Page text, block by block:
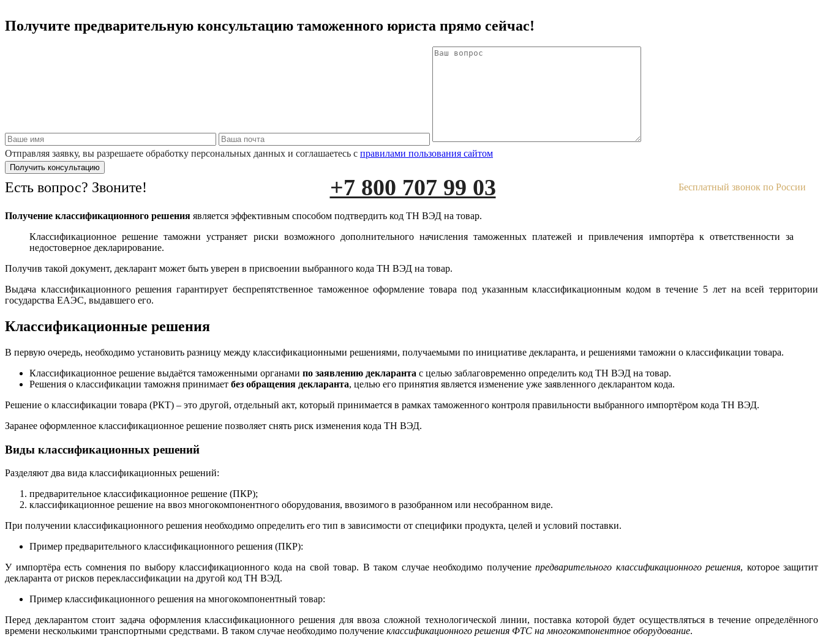
Получите предварительную консультацию таможенного юриста прямо сейчас!
Отправляя заявку, вы разрешаете обработку персональных данных и соглашаетесь с правилами пользования сайтом
Есть вопрос? Звоните! +7 800 707 99 03 Бесплатный звонок по России
Получение классификационного решения является эффективным способом подтвердить код ТН ВЭД на товар.
Классификационное решение таможни устраняет риски возможного дополнительного начисления таможенных платежей и привлечения импортёра к ответственности за
недостоверное декларирование.
Получив такой документ, декларант может быть уверен в присвоении выбранного кода ТН ВЭД на товар.
Выдача классификационного решения гарантирует беспрепятственное таможенное оформление товара под указанным классификационным кодом в течение 5 лет на всей территории
государства ЕАЭС, выдавшего его.
Классификационные решения
В первую очередь, необходимо установить разницу между классификационными решениями, получаемыми по инициативе декларанта, и решениями таможни о классификации товара.
Классификационное решение выдаётся таможенными органами по заявлению декларанта с целью заблаговременно определить код ТН ВЭД на товар.
Решения о классификации таможня принимает без обращения декларанта, целью его принятия является изменение уже заявленного декларантом кода.
Решение о классификации товара (РКТ) – это другой, отдельный акт, который принимается в рамках таможенного контроля правильности выбранного импортёром кода ТН ВЭД.
Заранее оформленное классификационное решение позволяет снять риск изменения кода ТН ВЭД.
Виды классификационных решений
Разделяют два вида классификационных решений:
предварительное классификационное решение (ПКР);
классификационное решение на ввоз многокомпонентного оборудования, ввозимого в разобранном или несобранном виде.
При получении классификационного решения необходимо определить его тип в зависимости от специфики продукта, целей и условий поставки.
Пример предварительного классификационного решения (ПКР):
У импортёра есть сомнения по выбору классификационного кода на свой товар. В таком случае необходимо получение предварительного классификационного решения, которое защитит
декларанта от рисков переклассификации на другой код ТН ВЭД.
Пример классификационного решения на многокомпонентный товар:
Перед декларантом стоит задача оформления классификационного решения для ввоза сложной технологической линии, поставка которой будет осуществляться в течение определённого
времени несколькими транспортными средствами. В таком случае необходимо получение классификационного решения ФТС на многокомпонентное оборудование.